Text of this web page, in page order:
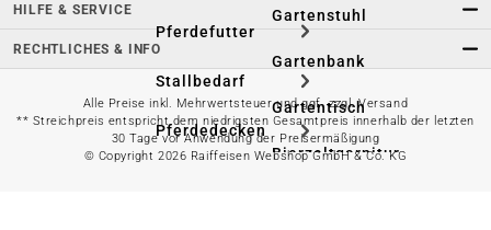
Pferdefutter
Stallbedarf
Pferdedecken
Gartenstuhl
Gartenbank
Gartentisch
Bierzeltgarnitur
HILFE & SERVICE
RECHTLICHES & INFO
Alle Preise inkl. Mehrwertsteuer und ggf. zzgl. Versand
** Streichpreis entspricht dem niedrigsten Gesamtpreis innerhalb der letzten
30 Tage vor Anwendung der Preisermäßigung
© Copyright 2026 Raiffeisen Webshop GmbH & Co. KG